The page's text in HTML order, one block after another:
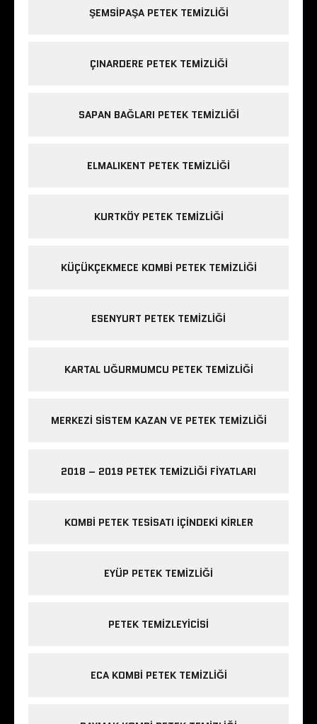
ŞEMSIPAŞA PETEK TEMIZLIĞI
ÇINARDERE PETEK TEMIZLIĞI
SAPAN BAĞLARI PETEK TEMIZLIĞI
ELMALIKENT PETEK TEMIZLIĞI
KURTKÖY PETEK TEMIZLIĞI
KÜÇÜKÇEKMECE KOMBI PETEK TEMIZLIĞI
ESENYURT PETEK TEMIZLIĞI
KARTAL UĞURMUMCU PETEK TEMIZLIĞI
MERKEZI SISTEM KAZAN VE PETEK TEMIZLIĞI
2018 – 2019 PETEK TEMIZLIĞI FIYATLARI
KOMBI PETEK TESISATI IÇINDEKI KIRLER
EYÜP PETEK TEMIZLIĞI
PETEK TEMIZLEYICISI
ECA KOMBI PETEK TEMIZLIĞI